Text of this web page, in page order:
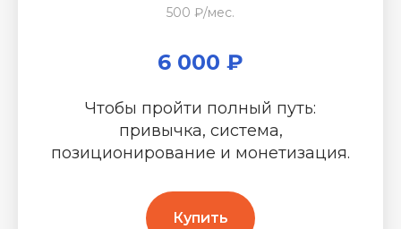
500 ₽/мес.
6 000 ₽
Чтобы пройти полный путь:
привычка, система,
позиционирование и монетизация.
Купить